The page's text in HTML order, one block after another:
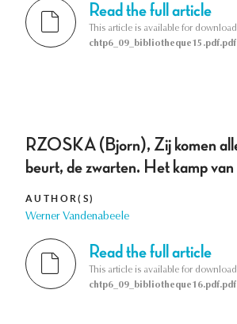
Read the full article
This article is available for
chtp6_09_bibliotheque15.pdf.pdf
RZOSKA (Bjorn), Zij komen
beurt, de zwarten. Het kamp
AUTHOR(S)
Werner Vandenabeele
Read the full article
This article is available for
chtp6_09_bibliotheque16.pdf.pdf